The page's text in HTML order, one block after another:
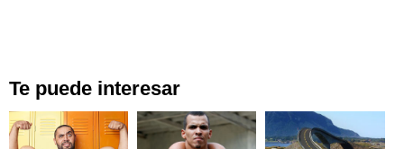
Te puede interesar